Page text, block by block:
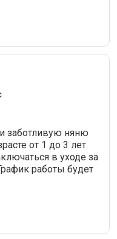
заботливую няню
от 1 до 3 лет.
в уходе за
работы будет